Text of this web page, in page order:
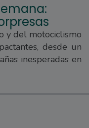
y del motociclismo
desde un
inesperadas en